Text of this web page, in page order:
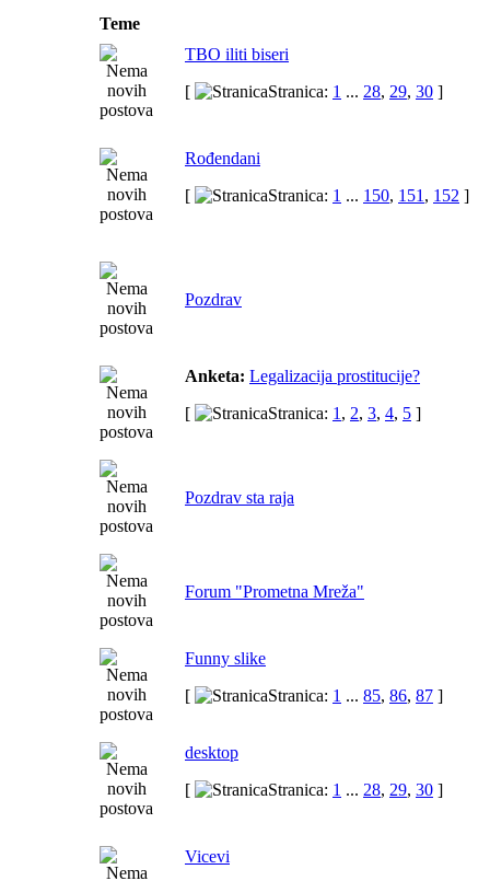
Teme
TBO iliti biseri
[
Stranica: 1 ... 28, 29, 30 ]
Rođendani
[
Stranica: 1 ... 150, 151 , 152 ]
Pozdrav
Anketa: Legalizacija prostitucije?
[
Stranica: 1 , 2, 3, 4, 5 ]
Pozdrav sta raja
Forum "Prometna Mreža"
Funny slike
[
Stranica: 1 ... 85, 86, 87 ]
desktop
[
Stranica: 1 ... 28, 29, 30 ]
Vicevi